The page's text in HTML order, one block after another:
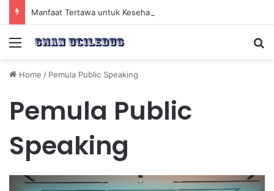
Menu
Home / Pemula Public Speaking
Pemula Public
Speaking